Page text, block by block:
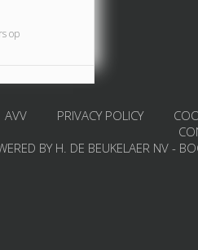
op
AVV PRIVACY POLICY
BY H. DE BEUKELAER NV -